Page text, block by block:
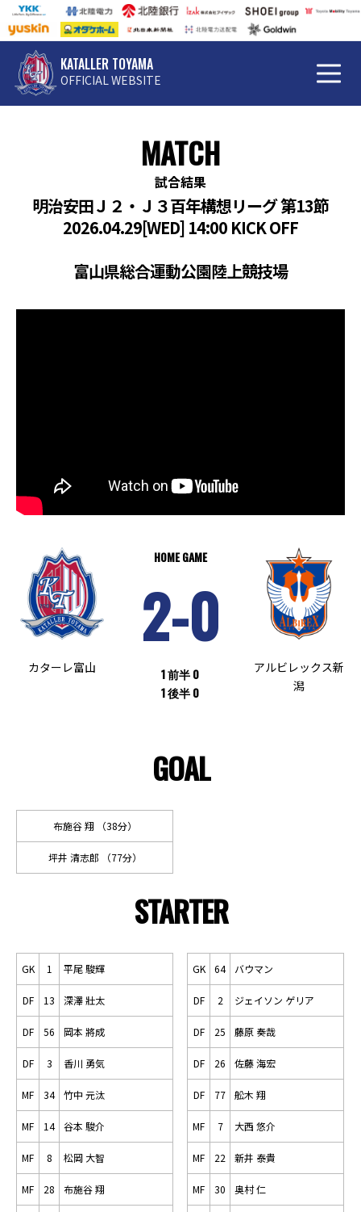
KATALLER TOYAMA
OFFICIAL WEBSITE
MATCH
試合結果
明治安田Ｊ２・Ｊ３百年構想リーグ 第13節
2026.04.29[WED] 14:00 KICK OFF
富山県総合運動公園陸上競技場
カターレ富山
HOME GAME
2-0
1 前半 0
1 後半 0
アルビレックス新
潟
GOAL
布施谷 翔 （38分）
坪井 清志郎 （77分）
STARTER
GK 1 平尾 駿輝
DF 13 深澤 壯太
DF 56 岡本 將成
DF 3 香川 勇気
MF 34 竹中 元汰
MF 14 谷本 駿介
MF 8 松岡 大智
MF 28 布施谷 翔
GK 64 バウマン
DF 2 ジェイソン ゲリア
DF 25 藤原 奏哉
DF 26 佐藤 海宏
DF 77 舩木 翔
MF 7 大西 悠介
MF 22 新井 泰貴
MF 30 奥村 仁